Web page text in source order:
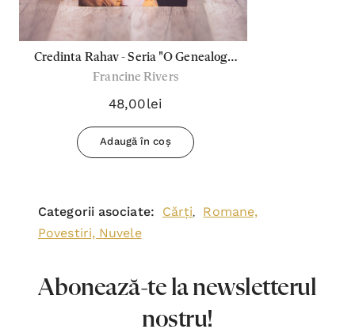
Credinta Rahav - Seria "O Genealogie
A Harului"
Francine Rivers
48,00lei
Adaugă în coș
Categorii asociate: Cărți,
Romane,
Povestiri, Nuvele
Abonează-te la newsletterul
nostru!